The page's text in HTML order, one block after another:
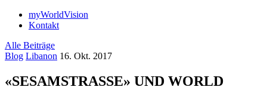
myWorldVision
Kontakt
Alle Beiträge
Blog Libanon 16. Okt. 2017
«SESAMSTRASSE» UND WORLD